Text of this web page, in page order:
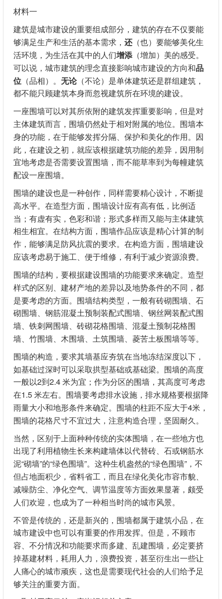
材料一
建筑是城市建设的重要组成部分，建筑的存在不仅要能
够满足生产和生活的基本需求， 还（也）要能够美化生
活环境，为生活在其中的人们增添 （增加）美的感受。
可以说，城市建筑的理念直接影响城市建设的方向和品
位 （品相）。 无论（不论）是单体建筑还是群组建筑，
都不能只顾建筑本身而忽视建筑所在环境的建设。
一座围墙可以对其所依附的建筑发挥重要影响，但是对
主体建筑而言，围墙仍然处于相对附属的地位。围墙本
身的功能，在于能够发挥分隔、保护和美化的作用。因
此，在建设之初，就应该根据建筑功能的差异，因用制
宜地考虑是否需要设置围墙，而不能草率到为每幢建筑
配设一座围墙。
围墙的建设也是一种创作，同样需要精心设计，不断提
高水平。在造型方面，围墙设计应有高有低，比例适
当；有虚有实，色彩和谐；形式多样而又能与主体建筑
相生相宜。在结构方面，围墙作品应该是精心计算的制
作，能够满足防风抗震的要求。在构造方面，围墙建设
应该考虑易于施工、便于维修，有利于减少资源浪费。
围墙的结构，要根据建设围墙的功能要求来确定。造型
样式的区别、建材产地的差异以及地势条件的不同，都
是要考虑的方面。围墙结构类型，一般有砖砌围墙、石
砌围墙、钢筋混凝土预制装配式围墙、钢丝网装配式围
墙、铁刺网围墙、砖砌花格围墙、混凝土预制花格围
墙、竹围墙、木围墙、土筑围墙、菱苦土板围墙等等。
围墙的构造，要求其墙基应夯筑在当地冻结深度以下，
如基础过深时可以采取拱型基础或基础梁。围墙的高度
一般以2到2.4 米为宜；作为分区的围墙，其高度可考虑
在1.5 米左右。围墙要考虑排水设施，排水规格要根据降
雨量大小和地形条件来确定。围墙的柱距不应大于4米，
围墙的花格尺寸不宜过大，注意构造合理，坚固耐久。
当然，区别于上面种种传统的实体围墙，在一些地方也
出现了利用植物生长来构建墙体以代替砖、石或钢筋水
泥“砌墙”的“绿色围墙”。这种生机盎然的“绿色围墙”，不
但占地面积少，省料省工，而且在绿化美化市容市貌、
减噪防尘、净化空气、调节温度等方面效果显著，颇受
人们欢迎，也成为了一种相当时尚的城市风景。
不管是传统的，还是新兴的，围墙都属于建筑小品，在
城市建设中也可以有重要的作用发挥。但是，不顾市
容、不分情况和功能要求而多建、乱建围墙，必定要挤
掉基建材料，耗用人力，浪费投资，甚至衍生出一些让
人痛心的城市顽疾，这也是需要现代社会的人们给予足
够关注的重要方面。